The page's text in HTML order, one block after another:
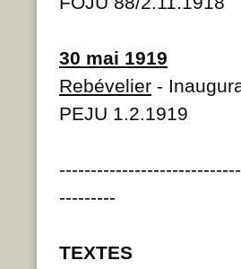
30 mai 1919
Rebévelier -
PEJU 1.2.1919
---------
TEXTES